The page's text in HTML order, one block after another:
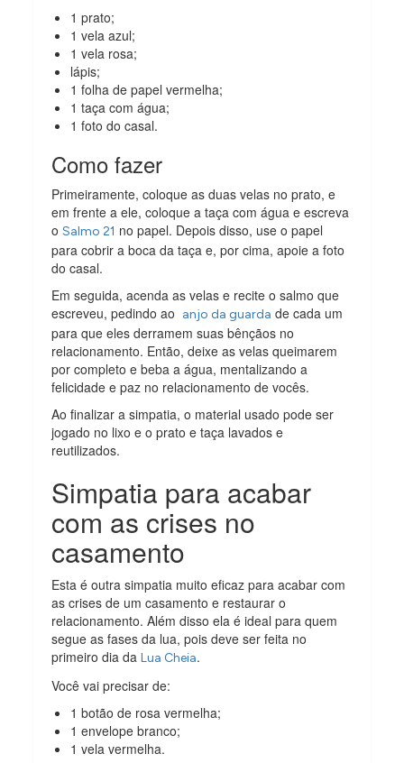
1 prato;
1 vela azul;
1 vela rosa;
lápis;
1 folha de papel vermelha;
1 taça com água;
1 foto do casal.
Como fazer
Primeiramente, coloque as duas velas no prato, e
em frente a ele, coloque a taça com água e escreva
oSalmo 21 no papel. Depois disso, use o papel
para cobrir a boca da taça e, por cima, apoie a foto
do casal.
Em seguida, acenda as velas e recite o salmo que
escreveu, pedindo ao anjo da guarda de cada um
para que eles derramem suas bênçãos no
relacionamento. Então, deixe as velas queimarem
por completo e beba a água, mentalizando a
felicidade e paz no relacionamento de vocês.
Ao finalizar a simpatia, o material usado pode ser
jogado no lixo e o prato e taça lavados e
reutilizados.
Simpatia para acabar
com as crises no
casamento
Esta é outra simpatia muito eficaz para acabar com
as crises de um casamento e restaurar o
relacionamento. Além disso ela é ideal para quem
segue as fases da lua, pois deve ser feita no
primeiro dia daLua Cheia.
Você vai precisar de:
1 botão de rosa vermelha;
1 envelope branco;
1 vela vermelha.